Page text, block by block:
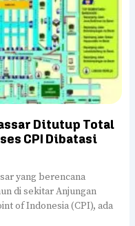
Ditutup Total
CPI Dibatasi
yang berencana
di sekitar Anjungan
of Indonesia (CPI), ada